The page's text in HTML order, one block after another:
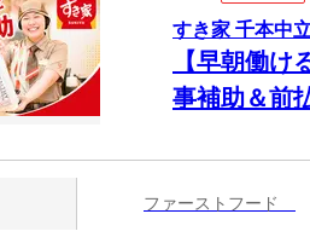
すき家 千本中
【早朝働
事補助＆前
ファーストフード